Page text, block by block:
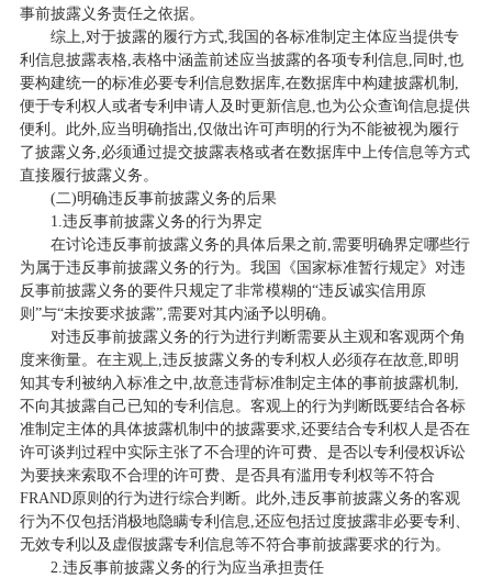
事前披露义务责任之依据。
综上,对于披露的履行方式,我国的各标准制定主体应当提供专
利信息披露表格,表格中涵盖前述应当披露的各项专利信息,同时,也
要构建统一的标准必要专利信息数据库,在数据库中构建披露机制,
便于专利权人或者专利申请人及时更新信息,也为公众查询信息提供
便利。此外,应当明确指出,仅做出许可声明的行为不能被视为履行
了披露义务,必须通过提交披露表格或者在数据库中上传信息等方式
直接履行披露义务。
(二)明确违反事前披露义务的后果
1.违反事前披露义务的行为界定
在讨论违反事前披露义务的具体后果之前,需要明确界定哪些行
为属于违反事前披露义务的行为。我国《国家标准暂行规定》对违
反事前披露义务的要件只规定了非常模糊的“违反诚实信用原
则”与“未按要求披露”,需要对其内涵予以明确。
对违反事前披露义务的行为进行判断需要从主观和客观两个角
度来衡量。在主观上,违反披露义务的专利权人必须存在故意,即明
知其专利被纳入标准之中,故意违背标准制定主体的事前披露机制,
不向其披露自己已知的专利信息。客观上的行为判断既要结合各标
准制定主体的具体披露机制中的披露要求,还要结合专利权人是否在
许可谈判过程中实际主张了不合理的许可费、是否以专利侵权诉讼
为要挟来索取不合理的许可费、是否具有滥用专利权等不符合
FRAND原则的行为进行综合判断。此外,违反事前披露义务的客观
行为不仅包括消极地隐瞒专利信息,还应包括过度披露非必要专利、
无效专利以及虚假披露专利信息等不符合事前披露要求的行为。
2.违反事前披露义务的行为应当承担责任